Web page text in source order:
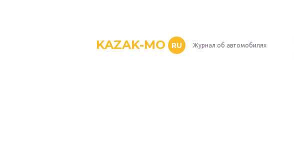
KAZAK-MO RU Журнал об автомобилях